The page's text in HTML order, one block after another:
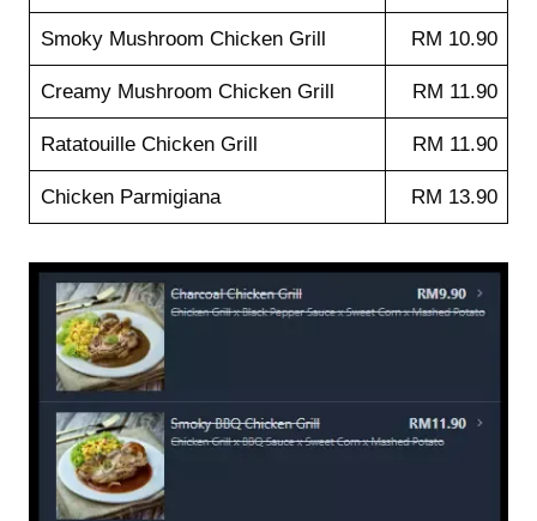
Smoky Mushroom Chicken Grill RM 10.90
Creamy Mushroom Chicken Grill RM 11.90
Ratatouille Chicken Grill RM 11.90
Chicken Parmigiana RM 13.90